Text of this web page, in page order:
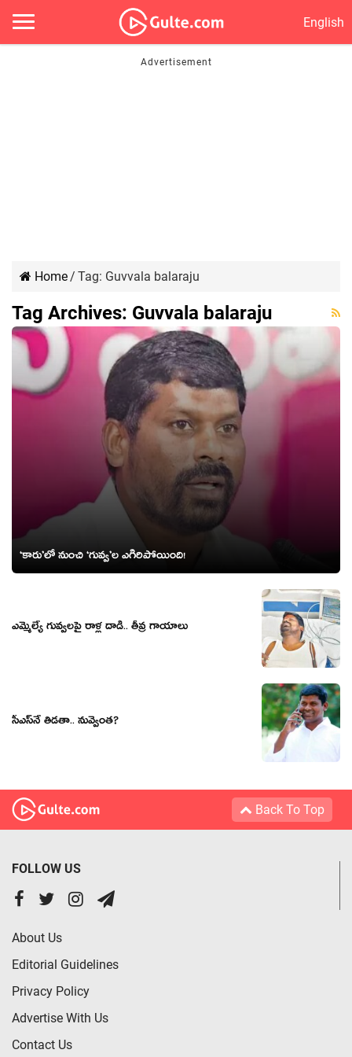
English
Home/ Tag: Guvvala balaraju
Tag Archives: Guvvala balaraju
‘కారు’లో నుంచి ‘గువ్వ’ల ఎగిరిపోయింది!
ఎమ్మెల్యే గువ్వ‌ల‌పై రాళ్ల దాడి.. తీవ్ర గాయాలు
సీఎస్‌నే తిడతా.. నువ్వెంత?
Back To Top
FOLLOW US
About Us
Editorial Guidelines
Privacy Policy
Advertise With Us
Contact Us